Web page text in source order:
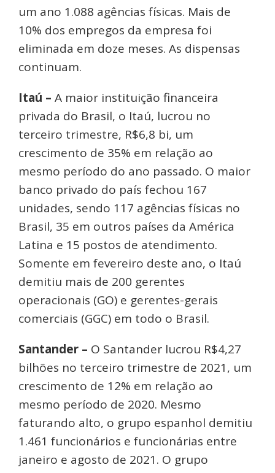
um ano 1.088 agências físicas. Mais de
10% dos empregos da empresa foi
eliminada em doze meses. As dispensas
continuam.
Itaú – A maior instituição financeira
privada do Brasil, o Itaú, lucrou no
terceiro trimestre, R$6,8 bi, um
crescimento de 35% em relação ao
mesmo período do ano passado. O maior
banco privado do país fechou 167
unidades, sendo 117 agências físicas no
Brasil, 35 em outros países da América
Latina e 15 postos de atendimento.
Somente em fevereiro deste ano, o Itaú
demitiu mais de 200 gerentes
operacionais (GO) e gerentes-gerais
comerciais (GGC) em todo o Brasil.
Santander – O Santander lucrou R$4,27
bilhões no terceiro trimestre de 2021, um
crescimento de 12% em relação ao
mesmo período de 2020. Mesmo
faturando alto, o grupo espanhol demitiu
1.461 funcionários e funcionárias entre
janeiro e agosto de 2021. O grupo